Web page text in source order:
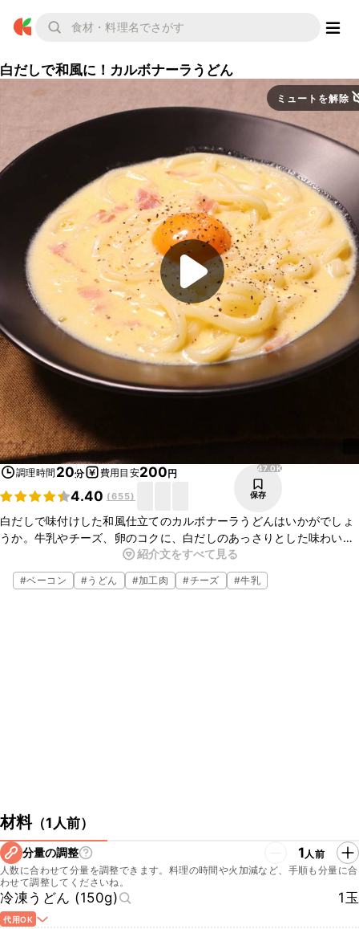
白だしで和風に！カルボナーラうどん
ミュートを解除
調理時間 20分 費用目安200円
4.40 (655)
47.0K
保存
白だしで味付けした和風仕立てのカルボナーラうどんはいかがでしょ
うか。牛乳やチーズ、卵のコクに、白だしのあっさりとした味わいが
よく合います。濃厚なソースが太い麺によく絡み、とてもおいしいで
すよ。ぜひお試しくださいね。
紹介文をすべて見る
#ベーコン #うどん #加工肉 #チーズ #牛乳
材料（1人前）
分量の調整 1人前
人数に合わせて分量を調整できます。料理の時間や火加減など、手順も分量に合
わせて調整してくださいね。
冷凍うどん (150g) 1玉
代用OK